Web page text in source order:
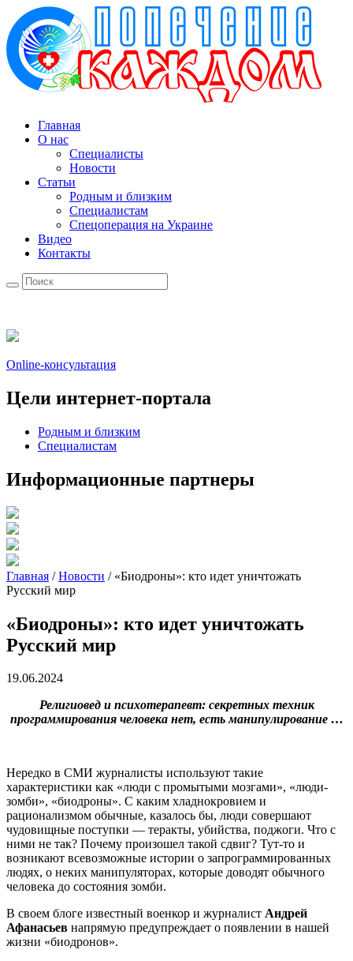
Главная
О нас
Специалисты
Новости
Статьи
Родным и близким
Специалистам
Спецоперация на Украине
Видео
Контакты
Online-консультация
Цели интернет-портала
Родным и близким
Специалистам
Информационные партнеры
Главная /Новости / «Биодроны»: кто идет уничтожать
Русский мир
«Биодроны»: кто идет уничтожать
Русский мир
19.06.2024
Религиовед и психотерапевт: секретных техник
программирования человека нет, есть манипулирование …
Нередко в СМИ журналисты используют такие
характеристики как «люди с промытыми мозгами», «люди-
зомби», «биодроны». С каким хладнокровием и
рационализмом обычные, казалось бы, люди совершают
чудовищные поступки — теракты, убийства, поджоги. Что с
ними не так? Почему произошел такой сдвиг? Тут-то и
возникают всевозможные истории о запрограммированных
людях, о неких манипуляторах, которые доводят обычного
человека до состояния зомби.
В своем блоге известный военкор и журналист Андрей
Афанасьев напрямую предупреждает о появлении в нашей
жизни «биодронов».